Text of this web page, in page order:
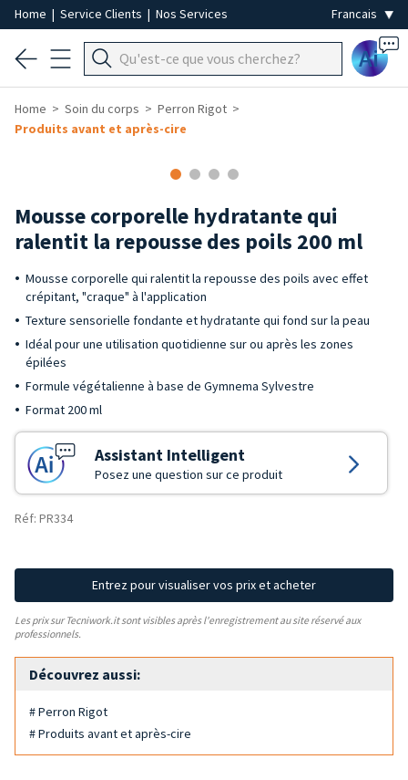
Home | Service Clients | Nos Services
Ai
Home Soin du corps
Perron Rigot
Produits avant et après-cire
Mousse corporelle hydratante qui
ralentit la repousse des poils 200 ml
Mousse corporelle qui ralentit la repousse des poils avec effet
crépitant, "craque" à l'application
Texture sensorielle fondante et hydratante qui fond sur la peau
Idéal pour une utilisation quotidienne sur ou après les zones
épilées
Formule végétalienne à base de Gymnema Sylvestre
Format 200 ml
Assistant Intelligent
Posez une question sur ce produit
Réf: PR334
Entrez pour visualiser vos prix et acheter
Les prix sur Tecniwork.it sont visibles après l'enregistrement au site réservé aux
professionnels.
Découvrez aussi:
# Perron Rigot
# Produits avant et après-cire